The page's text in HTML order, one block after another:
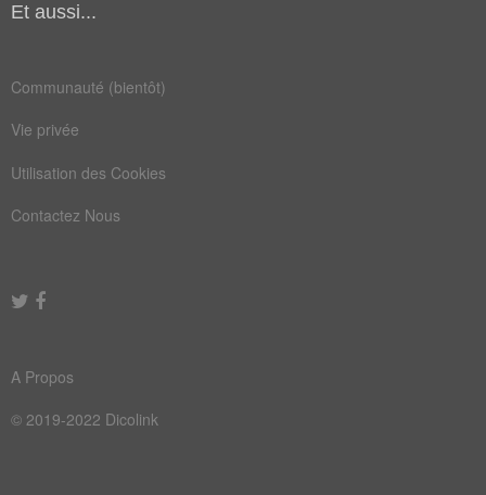
Et aussi...
Communauté (bientôt)
Vie privée
Utilisation des Cookies
Contactez Nous
A Propos
© 2019-2022 Dicolink